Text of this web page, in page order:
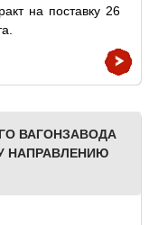
на поставку 26
ВАГОНЗАВОДА
НАПРАВЛЕНИЮ